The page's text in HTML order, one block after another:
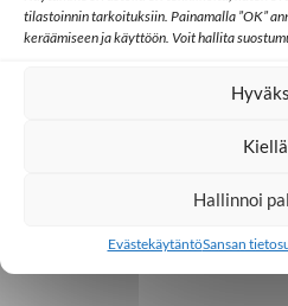
tilastoinnin tarkoituksiin. Painamalla ”OK”
keräämiseen ja käyttöön. Voit hallita
Kiellä
Hallinnoi
EvästekäytäntöSansan